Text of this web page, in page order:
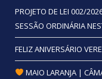
PROJETO DE LEI 002/
SESSÃO ORDINÁRIA
FELIZ ANIVERSÁRIO
MAIO LARANJA |